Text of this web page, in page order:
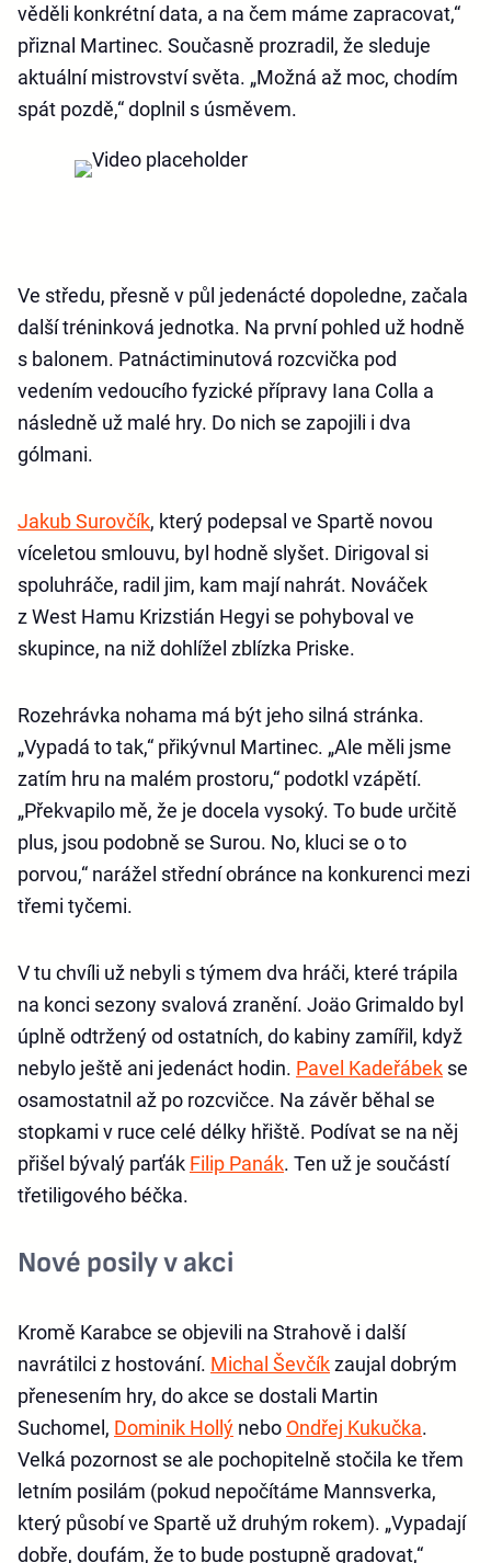
věděli konkrétní data, a na čem máme zapracovat,“
přiznal Martinec. Současně prozradil, že sleduje
aktuální mistrovství světa. „Možná až moc, chodím
spát pozdě,“ doplnil s úsměvem.
Ve středu, přesně v půl jedenácté dopoledne, začala
další tréninková jednotka. Na první pohled už hodně
s balonem. Patnáctiminutová rozcvička pod
vedením vedoucího fyzické přípravy Iana Colla a
následně už malé hry. Do nich se zapojili i dva
gólmani.
Jakub Surovčík, který podepsal ve Spartě novou
víceletou smlouvu, byl hodně slyšet. Dirigoval si
spoluhráče, radil jim, kam mají nahrát. Nováček
z West Hamu Krizstián Hegyi se pohyboval ve
skupince, na niž dohlížel zblízka Priske.
Rozehrávka nohama má být jeho silná stránka.
„Vypadá to tak,“ přikývnul Martinec. „Ale měli jsme
zatím hru na malém prostoru,“ podotkl vzápětí.
„Překvapilo mě, že je docela vysoký. To bude určitě
plus, jsou podobně se Surou. No, kluci se o to
porvou,“ narážel střední obránce na konkurenci mezi
třemi tyčemi.
V tu chvíli už nebyli s týmem dva hráči, které trápila
na konci sezony svalová zranění. Joäo Grimaldo byl
úplně odtržený od ostatních, do kabiny zamířil, když
nebylo ještě ani jedenáct hodin. Pavel Kadeřábek se
osamostatnil až po rozcvičce. Na závěr běhal se
stopkami v ruce celé délky hřiště. Podívat se na něj
přišel bývalý parťák Filip Panák. Ten už je součástí
třetiligového béčka.
Nové posily v akci
Kromě Karabce se objevili na Strahově i další
navrátilci z hostování. Michal Ševčíkzaujal dobrým
přenesením hry, do akce se dostali Martin
Suchomel, Dominik Hollý nebo Ondřej Kukučka.
Velká pozornost se ale pochopitelně stočila ke třem
letním posilám (pokud nepočítáme Mannsverka,
který působí ve Spartě už druhým rokem). „Vypadají
dobře, doufám, že to bude postupně gradovat,“